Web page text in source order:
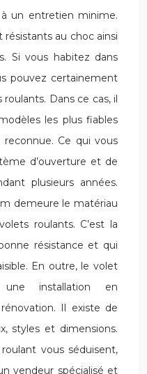
un entretien minime.
résistants au choc ainsi
Si vous habitez dans
pouvez certainement
Dans ce cas, il
les plus fiables
reconnue. Ce qui vous
d’ouverture et de
plusieurs années.
demeure le matériau
roulants. C’est la
résistance et qui
En outre, le volet
installation en
Il existe de
styles et dimensions.
vous séduisent,
vendeur spécialisé et